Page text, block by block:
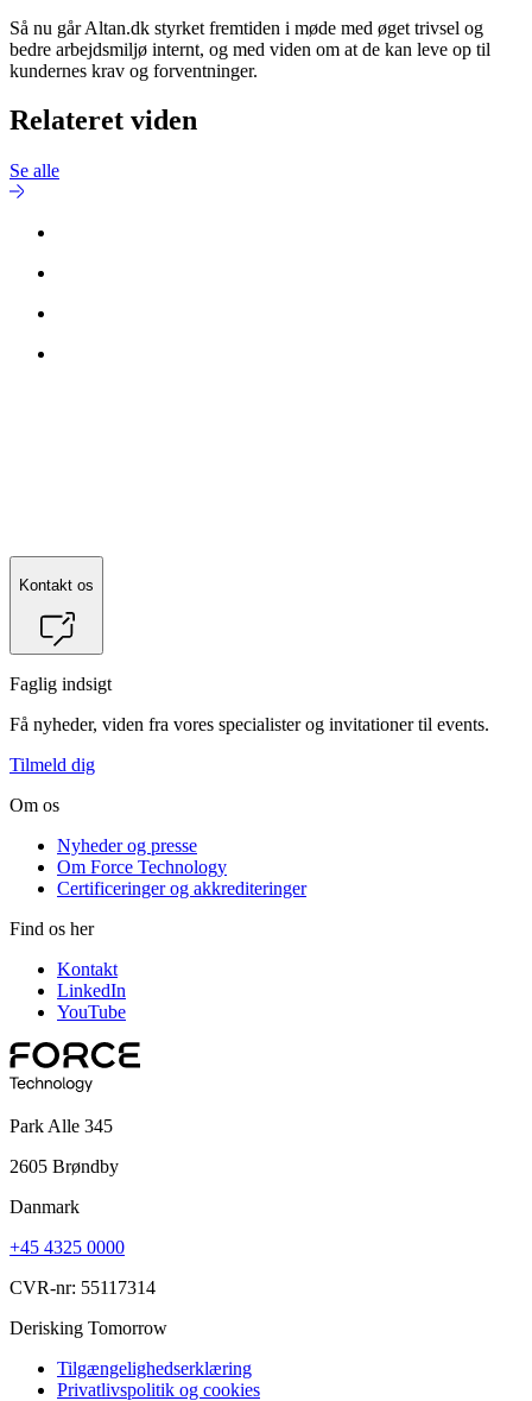
Så nu går Altan.dk styrket fremtiden i møde med øget trivsel og
bedre arbejdsmiljø internt, og med viden om at de kan leve op til
kundernes krav og forventninger.
Relateret viden
Se alle
Kontakt os
Faglig indsigt
Få nyheder, viden fra vores specialister og invitationer til events.
Tilmeld dig
Om os
Nyheder og presse
Om Force Technology
Certificeringer og akkrediteringer
Find os her
Kontakt
LinkedIn
YouTube
Park Alle 345
2605 Brøndby
Danmark
+45 4325 0000
CVR-nr: 55117314
Derisking Tomorrow
Tilgængelighedserklæring
Privatlivspolitik og cookies